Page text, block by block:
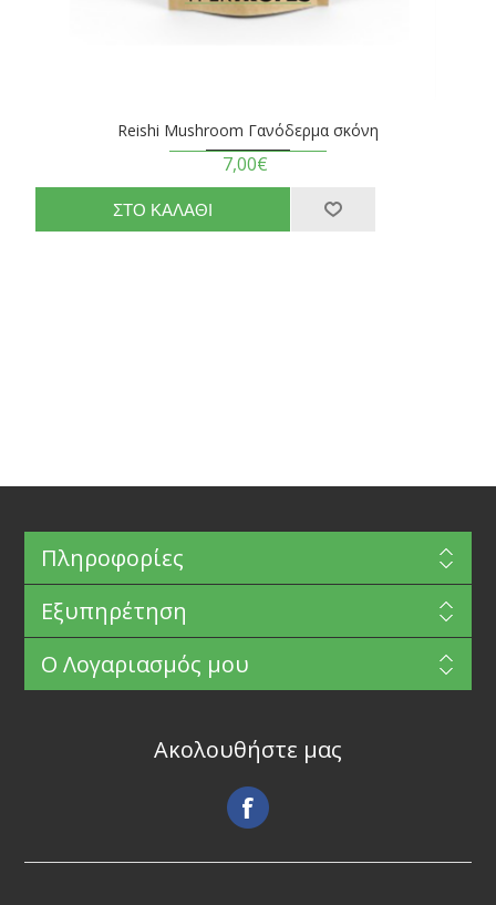
Reishi Mushroom Γανόδερμα σκόνη
7,00€
Πληροφορίες
Εξυπηρέτηση
Ο Λογαριασμός μου
Ακολουθήστε μας